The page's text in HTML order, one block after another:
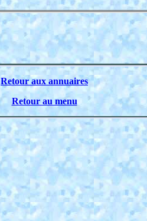
Retour aux annuaires
Retour au menu